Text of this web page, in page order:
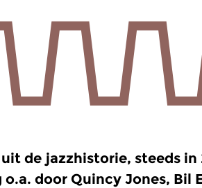
de jazzhistorie, steeds in
o.a. door Quincy Jones, Bil